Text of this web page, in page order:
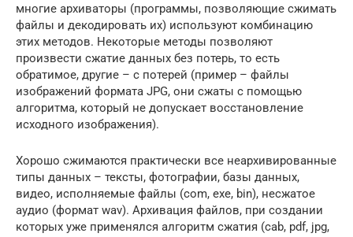
многие архиваторы (программы, позволяющие сжимать
файлы и декодировать их) используют комбинацию
этих методов. Некоторые методы позволяют
произвести сжатие данных без потерь, то есть
обратимое, другие – с потерей (пример – файлы
изображений формата JPG, они сжаты с помощью
алгоритма, который не допускает восстановление
исходного изображения).
Хорошо сжимаются практически все неархивированные
типы данных – тексты, фотографии, базы данных,
видео, исполняемые файлы (com, exe, bin), несжатое
аудио (формат wav). Архивация файлов, при создании
которых уже применялся алгоритм сжатия (cab, pdf, jpg,